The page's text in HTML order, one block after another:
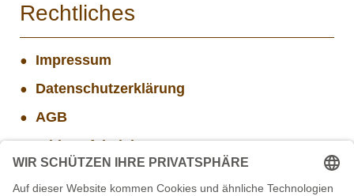
Rechtliches
Impressum
Datenschutzerklärung
AGB
Widerrufsbelehrung